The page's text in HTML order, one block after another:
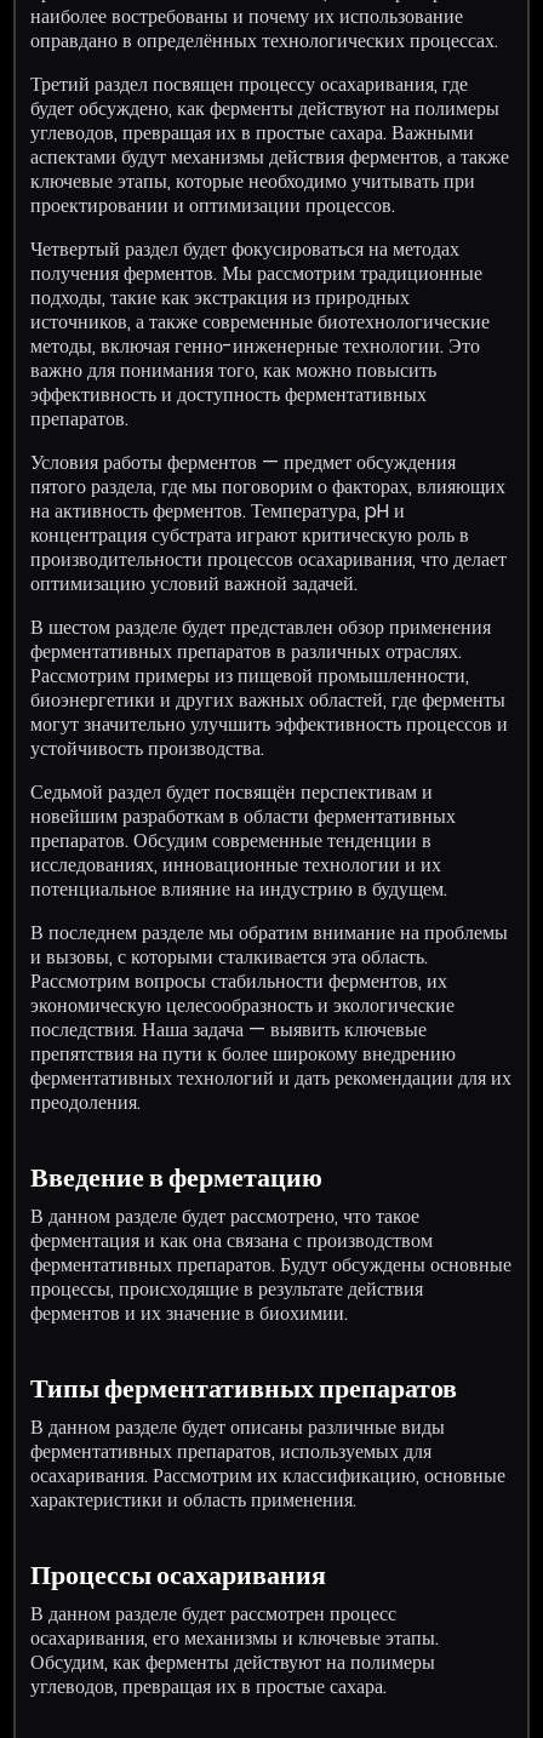
наиболее востребованы и почему их использование
оправдано в определённых технологических процессах.
Третий раздел посвящен процессу осахаривания, где
будет обсуждено, как ферменты действуют на полимеры
углеводов, превращая их в простые сахара. Важными
аспектами будут механизмы действия ферментов, а также
ключевые этапы, которые необходимо учитывать при
проектировании и оптимизации процессов.
Четвертый раздел будет фокусироваться на методах
получения ферментов. Мы рассмотрим традиционные
подходы, такие как экстракция из природных
источников, а также современные биотехнологические
методы, включая генно-инженерные технологии. Это
важно для понимания того, как можно повысить
эффективность и доступность ферментативных
препаратов.
Условия работы ферментов — предмет обсуждения
пятого раздела, где мы поговорим о факторах, влияющих
на активность ферментов. Температура, pH и
концентрация субстрата играют критическую роль в
производительности процессов осахаривания, что делает
оптимизацию условий важной задачей.
В шестом разделе будет представлен обзор применения
ферментативных препаратов в различных отраслях.
Рассмотрим примеры из пищевой промышленности,
биоэнергетики и других важных областей, где ферменты
могут значительно улучшить эффективность процессов и
устойчивость производства.
Седьмой раздел будет посвящён перспективам и
новейшим разработкам в области ферментативных
препаратов. Обсудим современные тенденции в
исследованиях, инновационные технологии и их
потенциальное влияние на индустрию в будущем.
В последнем разделе мы обратим внимание на проблемы
и вызовы, с которыми сталкивается эта область.
Рассмотрим вопросы стабильности ферментов, их
экономическую целесообразность и экологические
последствия. Наша задача — выявить ключевые
препятствия на пути к более широкому внедрению
ферментативных технологий и дать рекомендации для их
преодоления.
Введение в ферметацию
В данном разделе будет рассмотрено, что такое
ферментация и как она связана с производством
ферментативных препаратов. Будут обсуждены основные
процессы, происходящие в результате действия
ферментов и их значение в биохимии.
Типы ферментативных препаратов
В данном разделе будет описаны различные виды
ферментативных препаратов, используемых для
осахаривания. Рассмотрим их классификацию, основные
характеристики и область применения.
Процессы осахаривания
В данном разделе будет рассмотрен процесс
осахаривания, его механизмы и ключевые этапы.
Обсудим, как ферменты действуют на полимеры
углеводов, превращая их в простые сахара.